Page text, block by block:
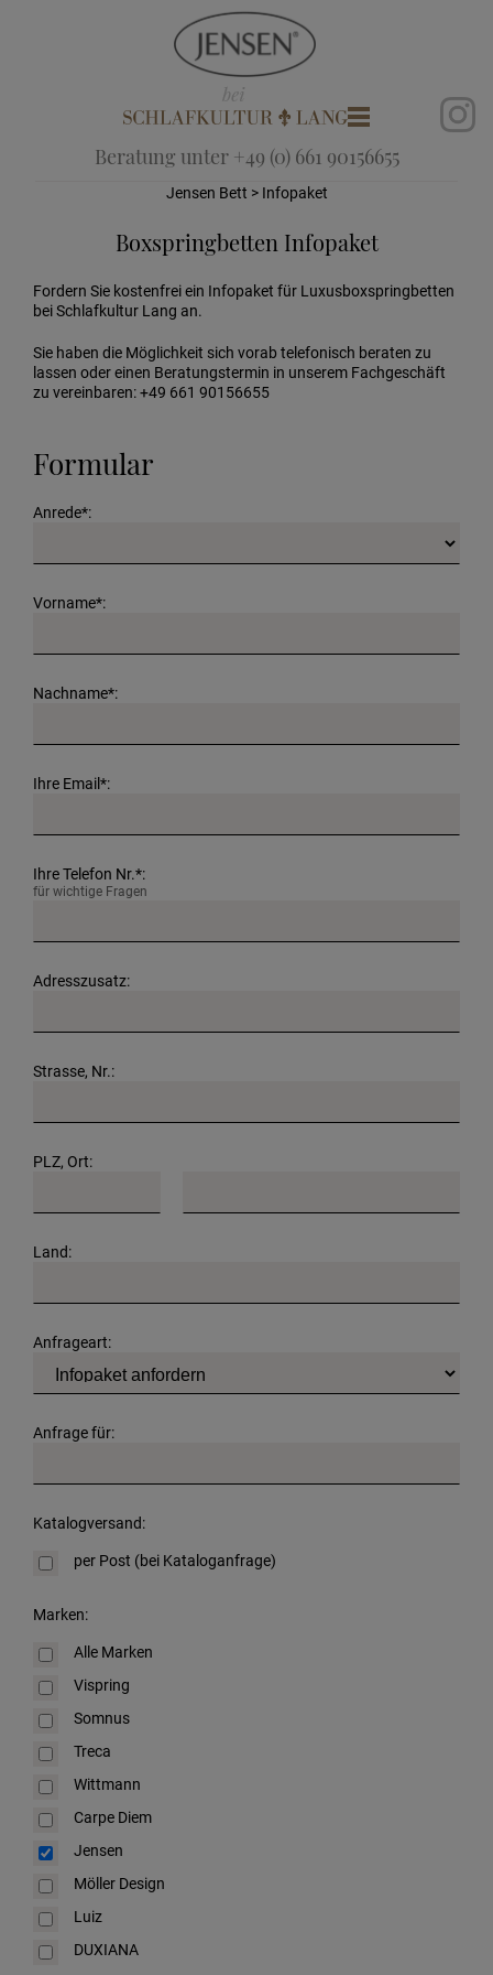
Beratung unter +49 (0) 661 90156655
Jensen Bett > Infopaket
Boxspringbetten Infopaket
Fordern Sie kostenfrei ein Infopaket für Luxusboxspringbetten
bei Schlafkultur Lang an.
Sie haben die Möglichkeit sich vorab telefonisch beraten zu
lassen oder einen Beratungstermin in unserem Fachgeschäft
zu vereinbaren: +49 661 90156655
Formular
Anrede*:
Vorname*:
Nachname*:
Ihre Email*:
Ihre Telefon Nr.*:
für wichtige Fragen
Adresszusatz:
Strasse, Nr.:
PLZ, Ort:
Land:
Anfrageart:
Anfrage für:
Katalogversand:
per Post (bei Kataloganfrage)
Marken:
Alle Marken
Vispring
Somnus
Treca
Wittmann
Carpe Diem
Jensen
Möller Design
Luiz
DUXIANA